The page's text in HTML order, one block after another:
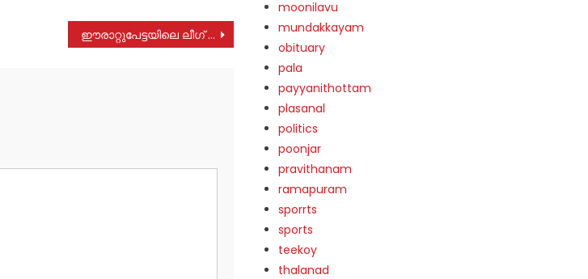
ഈരാറ്റുപേട്ടയിലെ ലീഗ് ഓഫീസ് ഇനി മുതൽ ജനസേവന കേന്ദ്രവും
moonilavu
mundakkayam
obituary
pala
payyanithottam
plasanal
politics
poonjar
pravithanam
ramapuram
sporrts
sports
teekoy
thalanad